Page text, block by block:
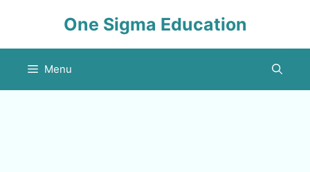
One Sigma Education
Menu